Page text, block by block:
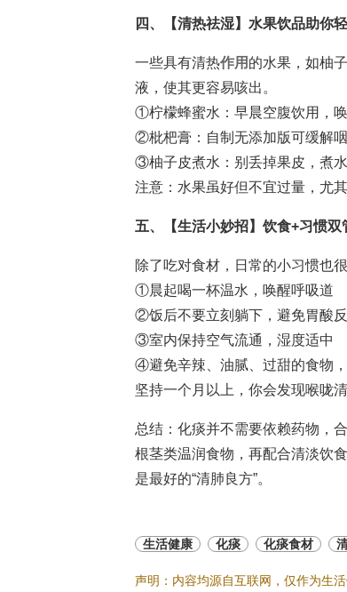
四、【清热祛湿】水果饮品助你
一些具有清热作用 的水果，如柚
液，使其更容易咳出。
①柠檬蜂蜜水：早晨空腹饮用，
②枇杷膏：自制无添加版可缓解
③柚子皮煮水：别丢掉果皮，煮
注意：水果虽好但不宜过量，尤
五、【生活小妙招】饮食+习惯双
除了吃对食材，日常的小习惯也很
①晨起喝一杯温水，唤醒呼吸道
②饭后不要立刻躺下，避免胃酸
③室内保持空气流通，湿度适中
④避免辛辣、油腻、过甜的食物
坚持一个月以上，你会发现喉咙
总结：化痰并不需要依赖药物，
根茎类温润食物，再配合清淡饮
是最好的“清肺良方”。
生活健康 化痰 化痰食材
声明：内容均源自互联网，仅作为生